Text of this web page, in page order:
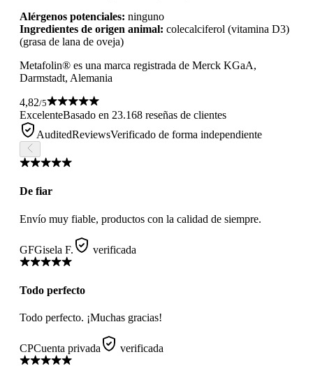
Alérgenos potenciales: ninguno
Ingredientes de origen animal: colecalciferol (vitamina D3)
(grasa de lana de oveja)
Metafolin® es una marca registrada de Merck KGaA,
Darmstadt, Alemania
4,82/5
ExcelenteBasado en 23.168 reseñas de clientes
AuditedReviewsVerificado de forma independiente
De fiar
Envío muy fiable, productos con la calidad de siempre.
GFGisela F. verificada
Todo perfecto
Todo perfecto. ¡Muchas gracias!
CPCuenta privada verificada